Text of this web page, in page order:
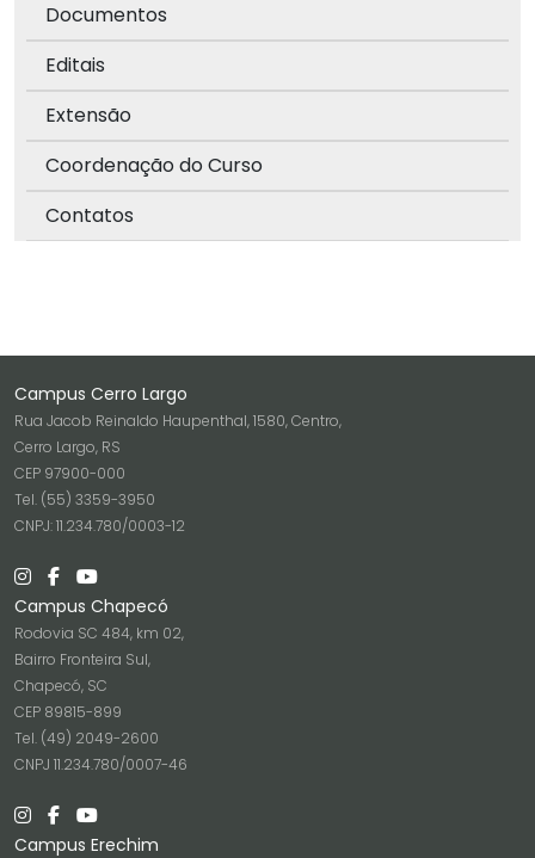
Documentos
Editais
Extensão
Coordenação do Curso
Contatos
Campus Cerro Largo
Rua Jacob Reinaldo Haupenthal, 1580, Centro,
Cerro Largo, RS
CEP 97900-000
Tel. (55) 3359-3950
CNPJ: 11.234.780/0003-12
Campus Chapecó
Rodovia SC 484, km 02,
Bairro Fronteira Sul,
Chapecó, SC
CEP 89815-899
Tel. (49) 2049-2600
CNPJ 11.234.780/0007-46
Campus Erechim